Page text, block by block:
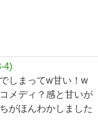
4)
しまってw甘い！w
メディ？感と甘いが
がほんわかしました